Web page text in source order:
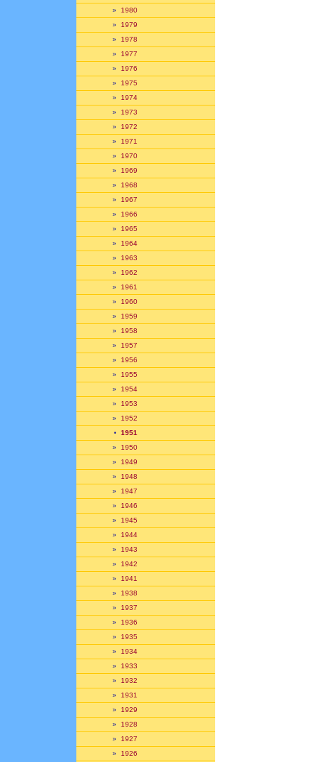
» 1980
» 1979
» 1978
» 1977
» 1976
» 1975
» 1974
» 1973
» 1972
» 1971
» 1970
» 1969
» 1968
» 1967
» 1966
» 1965
» 1964
» 1963
» 1962
» 1961
» 1960
» 1959
» 1958
» 1957
» 1956
» 1955
» 1954
» 1953
» 1952
• 1951
» 1950
» 1949
» 1948
» 1947
» 1946
» 1945
» 1944
» 1943
» 1942
» 1941
» 1938
» 1937
» 1936
» 1935
» 1934
» 1933
» 1932
» 1931
» 1929
» 1928
» 1927
» 1926